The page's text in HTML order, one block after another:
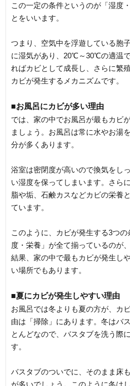
この一定の条件というのが「湿度
とをいいます。
つまり、空気中を浮遊している胞
に湿気があり、20℃～30℃の適温
ればカビとして成長し、さらに繁
カビが発生するメカニズムです。
■お風呂にカビが多い理由
では、家の中でお風呂が最もカビ
ましょう。お風呂は常に水やお湯
分が多くあります。
浴室は密閉度が高いので換気をし
い湿度を保ってしまいます。さら
脂や垢、石鹸カスなどカビの栄養
ています。
このように、カビが発生する3つ
度・栄養」が全て揃っているのが
結果、家の中で最もカビが発生し
い場所でもあります。
■夏にカビが発生しやすい理由
お風呂では冬よりも夏の方が、カ
由は「掃除」にあります。冬はバ
とんどなので、バスタブを洗う際
す。
バスタブのついでに、そのまま床